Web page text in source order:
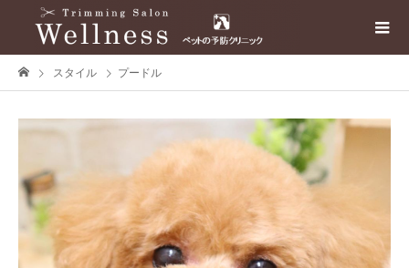
スタイル プードル